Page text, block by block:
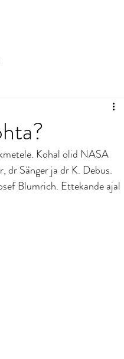
Kohal olid NASA
dr Sänger ja dr K. Debus.
Blumrich. Ettekande ajal